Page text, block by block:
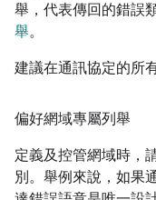
舉，代表傳回的錯誤
舉。
建議在通訊協定的所
偏好網域專屬列舉
定義及控管網域時，
別。舉例來說，如果